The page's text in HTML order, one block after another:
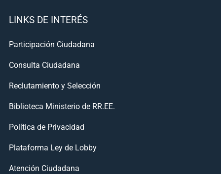
LINKS DE INTERÉS
Participación Ciudadana
Consulta Ciudadana
Reclutamiento y Selección
Biblioteca Ministerio de RR.EE.
Política de Privacidad
Plataforma Ley de Lobby
Atención Ciudadana